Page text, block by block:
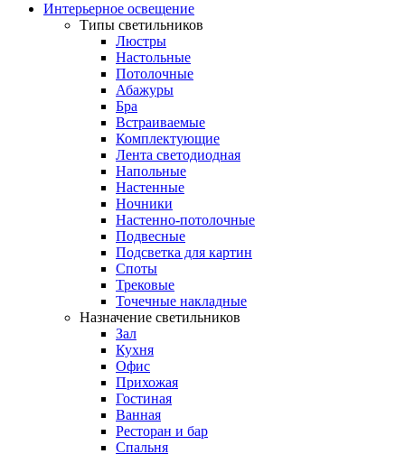
Интерьерное освещение
Типы светильников
Люстры
Настольные
Потолочные
Абажуры
Бра
Встраиваемые
Комплектующие
Лента светодиодная
Напольные
Настенные
Ночники
Настенно-потолочные
Подвесные
Подсветка для картин
Споты
Трековые
Точечные накладные
Назначение светильников
Зал
Кухня
Офис
Прихожая
Гостиная
Ванная
Ресторан и бар
Спальня